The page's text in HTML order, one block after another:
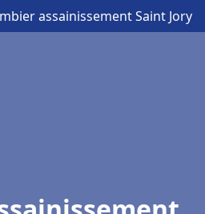
assainissement Saint Jory